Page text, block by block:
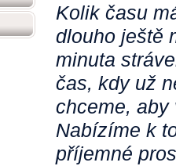
Kolik času
dlouho ještě
minuta
čas, kdy už
chceme, aby
Nabízíme k
příjemné